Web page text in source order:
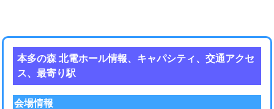
本多の森 北電ホール情報、キャパシティ、交通アクセ
ス、最寄り駅
会場情報